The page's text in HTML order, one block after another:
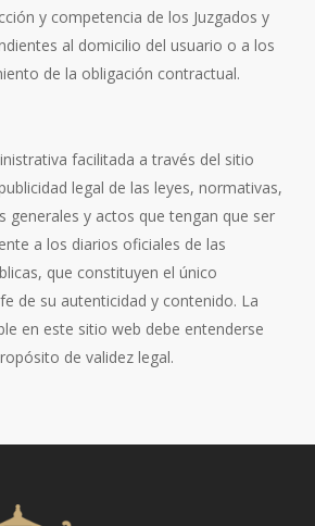
y competencia de los Juzgados y
al domicilio del usuario o a los
de la obligación contractual.
facilitada a través del sitio
legal de las leyes, normativas,
generales y actos que tengan que ser
a los diarios oficiales de las
que constituyen el único
de su autenticidad y contenido. La
en este sitio web debe entenderse
de validez legal.